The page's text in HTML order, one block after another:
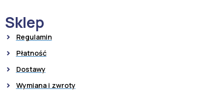
Sklep
Regulamin
Płatność
Dostawy
Wymiana i zwroty